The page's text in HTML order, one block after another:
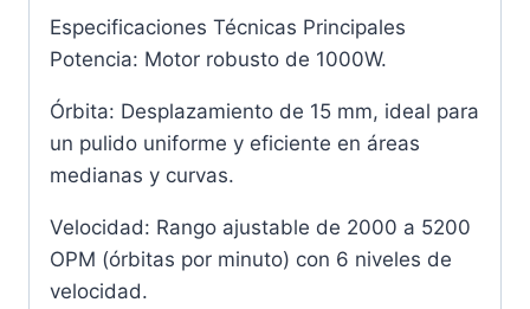
Especificaciones Técnicas Principales
Potencia: Motor robusto de 1000W.
Órbita: Desplazamiento de 15 mm, ideal para
un pulido uniforme y eficiente en áreas
medianas y curvas.
Velocidad: Rango ajustable de 2000 a 5200
OPM (órbitas por minuto) con 6 niveles de
velocidad.